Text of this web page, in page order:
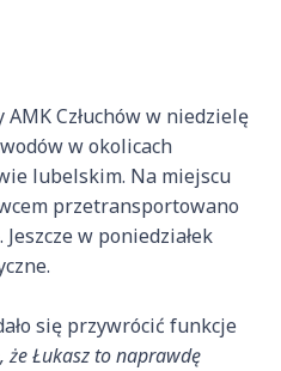
Człuchów w niedzielę
w okolicach
lubelskim. Na miejscu
przetransportowano
w poniedziałek
się przywrócić funkcje
że Łukasz to naprawdę